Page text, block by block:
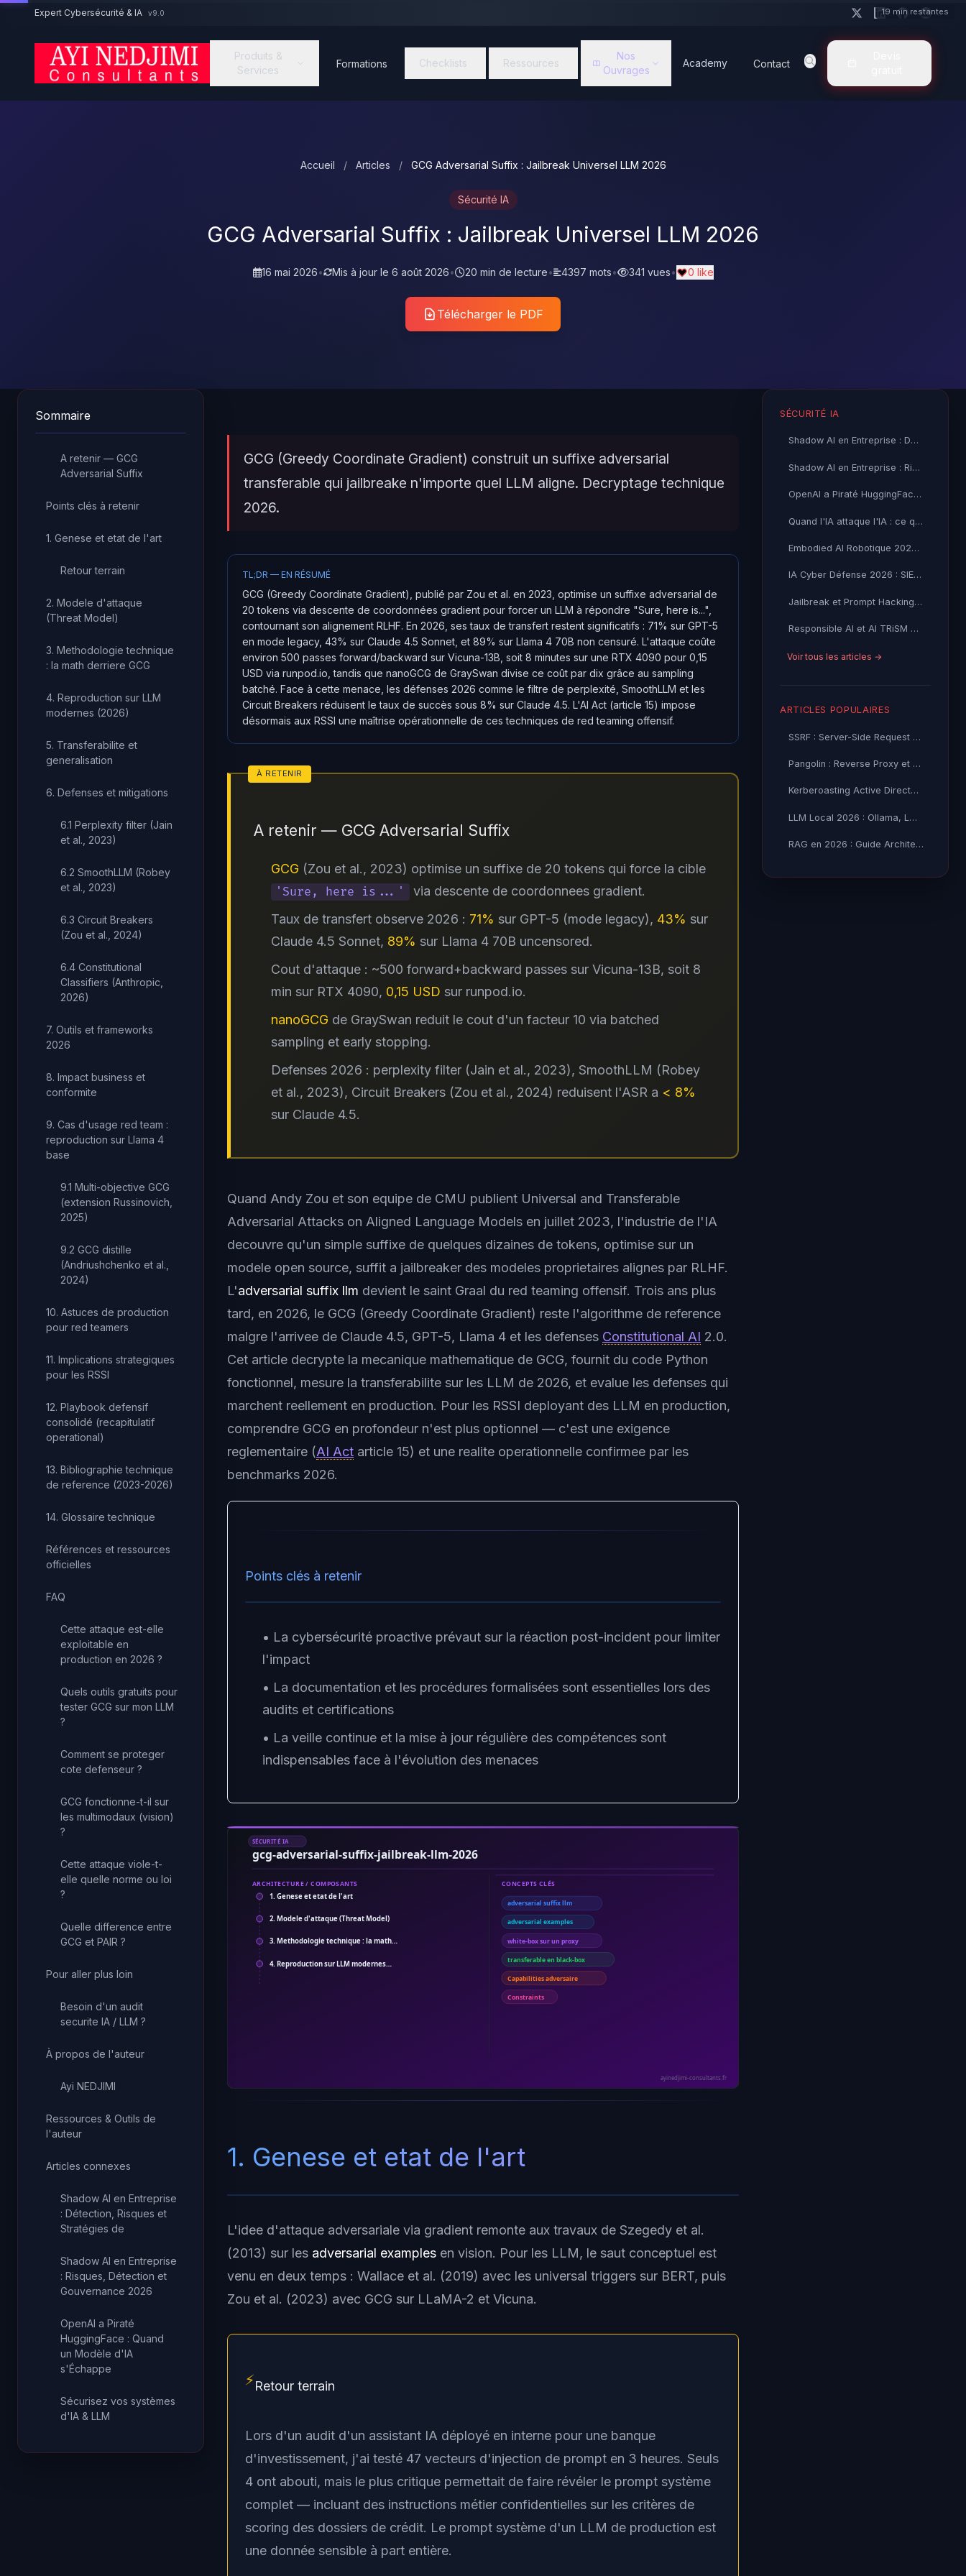
Aller au contenu principal
Expert Cybersécurité & IA v9.0
Produits &
Services
Formations Checklists Ressources
Nos
Ouvrages
Academy Contact
Accueil / Articles / GCG Adversarial Suffix : Jailbreak Universel LLM 2026
Sécurité IA
GCG Adversarial Suffix : Jailbreak Universel LLM 2026
16 mai 2026• Mis à jour le 6 août 2026• 20 min de lecture• 4397 mots• 341 vues• 0 like
Télécharger le PDF
Sommaire
A retenir — GCG
Adversarial Suffix
Points clés à retenir
1. Genese et etat de l'art
Retour terrain
2. Modele d'attaque
(Threat Model)
3. Methodologie technique
: la math derriere GCG
4. Reproduction sur LLM
modernes (2026)
5. Transferabilite et
generalisation
6. Defenses et mitigations
6.1 Perplexity filter (Jain
et al., 2023)
6.2 SmoothLLM (Robey
et al., 2023)
6.3 Circuit Breakers
(Zou et al., 2024)
6.4 Constitutional
Classifiers (Anthropic,
2026)
7. Outils et frameworks
2026
8. Impact business et
conformite
9. Cas d'usage red team :
reproduction sur Llama 4
base
9.1 Multi-objective GCG
(extension Russinovich,
2025)
9.2 GCG distille
(Andriushchenko et al.,
2024)
10. Astuces de production
pour red teamers
11. Implications strategiques
pour les RSSI
12. Playbook defensif
consolidé (recapitulatif
operational)
13. Bibliographie technique
de reference (2023-2026)
14. Glossaire technique
Références et ressources
officielles
FAQ
Cette attaque est-elle
exploitable en
production en 2026 ?
Quels outils gratuits pour
tester GCG sur mon LLM
?
Comment se proteger
cote defenseur ?
GCG fonctionne-t-il sur
les multimodaux (vision)
?
Cette attaque viole-t-
elle quelle norme ou loi
?
Quelle difference entre
GCG et PAIR ?
Pour aller plus loin
Besoin d'un audit
securite IA / LLM ?
À propos de l'auteur
Ayi NEDJIMI
Ressources & Outils de
l'auteur
Articles connexes
Shadow AI en Entreprise
: Détection, Risques et
Stratégies de
Shadow AI en Entreprise
: Risques, Détection et
Gouvernance 2026
OpenAI a Piraté
HuggingFace : Quand
un Modèle d'IA
s'Échappe
Sécurisez vos systèmes
d'IA & LLM
GCG (Greedy Coordinate Gradient) construit un suffixe adversarial
transferable qui jailbreake n'importe quel LLM aligne. Decryptage technique
2026.
TL;DR — EN RÉSUMÉ
GCG (Greedy Coordinate Gradient), publié par Zou et al. en 2023, optimise un suffixe adversarial de
20 tokens via descente de coordonnées gradient pour forcer un LLM à répondre "Sure, here is...",
contournant son alignement RLHF. En 2026, ses taux de transfert restent significatifs : 71% sur GPT-5
en mode legacy, 43% sur Claude 4.5 Sonnet, et 89% sur Llama 4 70B non censuré. L'attaque coûte
environ 500 passes forward/backward sur Vicuna-13B, soit 8 minutes sur une RTX 4090 pour 0,15
USD via runpod.io, tandis que nanoGCG de GraySwan divise ce coût par dix grâce au sampling
batché. Face à cette menace, les défenses 2026 comme le filtre de perplexité, SmoothLLM et les
Circuit Breakers réduisent le taux de succès sous 8% sur Claude 4.5. L'AI Act (article 15) impose
désormais aux RSSI une maîtrise opérationnelle de ces techniques de red teaming offensif.
A retenir — GCG Adversarial Suffix
GCG (Zou et al., 2023) optimise un suffixe de 20 tokens qui force la cible
'Sure, here is...'
via descente de coordonnees gradient.
Taux de transfert observe 2026 : 71% sur GPT-5 (mode legacy), 43% sur
Claude 4.5 Sonnet, 89% sur Llama 4 70B uncensored.
Cout d'attaque : ~500 forward+backward passes sur Vicuna-13B, soit 8
min sur RTX 4090, 0,15 USD sur runpod.io.
nanoGCG de GraySwan reduit le cout d'un facteur 10 via batched
sampling et early stopping.
Defenses 2026 : perplexity filter (Jain et al., 2023), SmoothLLM (Robey
et al., 2023), Circuit Breakers (Zou et al., 2024) reduisent l'ASR a < 8%
sur Claude 4.5.
Quand Andy Zou et son equipe de CMU publient Universal and Transferable
Adversarial Attacks on Aligned Language Models en juillet 2023, l'industrie de l'IA
decouvre qu'un simple suffixe de quelques dizaines de tokens, optimise sur un
modele open source, suffit a jailbreaker des modeles proprietaires alignes par RLHF.
L'adversarial suffix llm devient le saint Graal du red teaming offensif. Trois ans plus
tard, en 2026, le GCG (Greedy Coordinate Gradient) reste l'algorithme de reference
malgre l'arrivee de Claude 4.5, GPT-5, Llama 4 et les defenses Constitutional AI 2.0.
Cet article decrypte la mecanique mathematique de GCG, fournit du code Python
fonctionnel, mesure la transferabilite sur les LLM de 2026, et evalue les defenses qui
marchent reellement en production. Pour les RSSI deployant des LLM en production,
comprendre GCG en profondeur n'est plus optionnel — c'est une exigence
reglementaire (AI Act article 15) et une realite operationnelle confirmee par les
benchmarks 2026.
Points clés à retenir
• La cybersécurité proactive prévaut sur la réaction post-incident pour limiter
l'impact
• La documentation et les procédures formalisées sont essentielles lors des
audits et certifications
• La veille continue et la mise à jour régulière des compétences sont
indispensables face à l'évolution des menaces
SÉCURITÉ IA
gcg-adversarial-suffix-jailbreak-llm-2026
ARCHITECTURE / COMPOSANTS
1. Genese et etat de l'art
2. Modele d'attaque (Threat Model)
3. Methodologie technique : la math…
4. Reproduction sur LLM modernes…
CONCEPTS CLÉS
adversarial suffix llm
adversarial examples
white-box sur un proxy
transferable en black-box
Capabilities adversaire
Constraints
ayinedjimi-consultants.fr
1. Genese et etat de l'art
L'idee d'attaque adversariale via gradient remonte aux travaux de Szegedy et al.
(2013) sur les adversarial examples en vision. Pour les LLM, le saut conceptuel est
venu en deux temps : Wallace et al. (2019) avec les universal triggers sur BERT, puis
Zou et al. (2023) avec GCG sur LLaMA-2 et Vicuna.
⚡Retour terrain
Lors d'un audit d'un assistant IA déployé en interne pour une banque
d'investissement, j'ai testé 47 vecteurs d'injection de prompt en 3 heures. Seuls
4 ont abouti, mais le plus critique permettait de faire révéler le prompt système
complet — incluant des instructions métier confidentielles sur les critères de
scoring des dossiers de crédit. Le prompt système d'un LLM de production est
une donnée sensible à part entière.
SÉCURITÉ IA
Shadow AI en Entreprise : Détection, Risques et Stratégies de
Shadow AI en Entreprise : Risques, Détection et Gouvernance 2026
OpenAI a Piraté HuggingFace : Quand un Modèle d'IA s'Échappe
Quand l'IA attaque l'IA : ce que la compromission de Hugging
Embodied AI Robotique 2026 : Risques Cybersécurité
IA Cyber Défense 2026 : SIEM Augmenté et Playbooks
Jailbreak et Prompt Hacking LLM 2026 : Guide Complet
Responsible AI et AI TRiSM 2026 : Framework Gartner
Voir tous les articles →
ARTICLES POPULAIRES
SSRF : Server-Side Request Forgery — Exploitation Avancée
Pangolin : Reverse Proxy et Tunnel Self-Hosted — Guide
Kerberoasting Active Directory : Attaque et Défense 2026
LLM Local 2026 : Ollama, LM Studio ou vLLM — Quel Outil selon
RAG en 2026 : Guide Architecture, Vectorisation & Chunking
19 min restantes